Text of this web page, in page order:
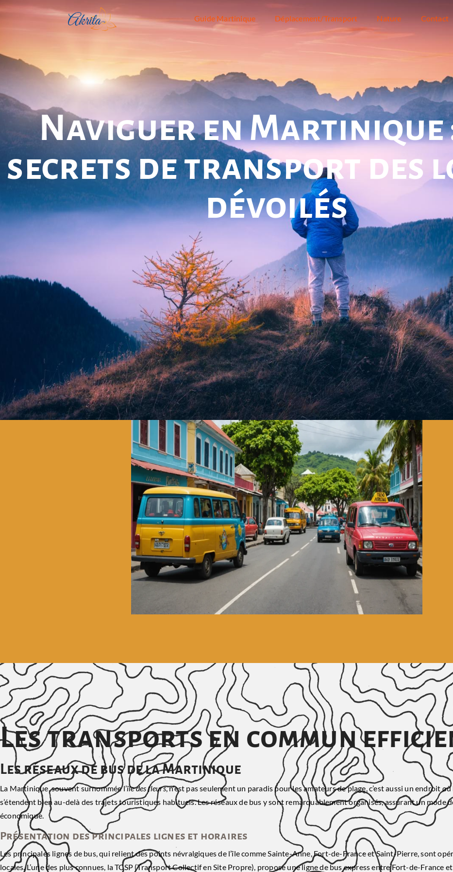
Guide Martinique Déplacement/Transport Nature Contact
Naviguer en Martinique
secrets de transport des
dévoilés
Les transports en commun
Les réseaux de bus de la Martinique
La Martinique, souvent surnommée l’île des fleurs, n’est pas seulement un paradis pour les amateurs de plage, c’est aussi un endroit
s’étendent bien au-delà des trajets touristiques habituels. Les réseaux de bus y sont remarquablement organisés, assurant un mode
économique.
Présentation des principales lignes et horaires
Les principales lignes de bus, qui relient des points névralgiques de l’île comme Sainte-Anne, Fort-de-France et Saint-Pierre, sont
locales. L’une des plus connues, la TCSP (Transport Collectif en Site Propre), propose une ligne de bus express entre Fort-de-France